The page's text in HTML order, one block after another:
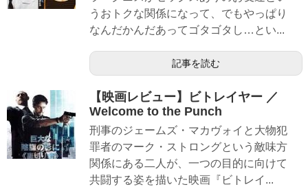
うおトクな関係になって、でもやっぱり
なんだかんだあってゴタゴタし…とい...
記事を読む
【映画レビュー】ビトレイヤー ／
Welcome to the Punch
刑事のジェームズ・マカヴォイと大物犯
罪者のマーク・ストロングという敵味方
関係にある二人が、一つの目的に向けて
共闘する姿を描いた映画『ビトレイ...